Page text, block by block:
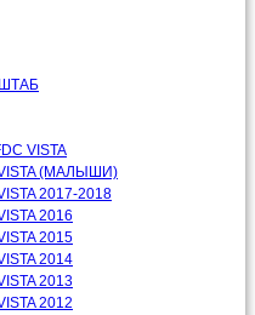
VISTA
(МАЛЫШИ)
2017-2018
2016
2015
2014
2013
2012